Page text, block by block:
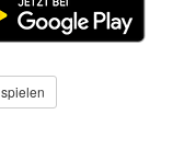
spielen